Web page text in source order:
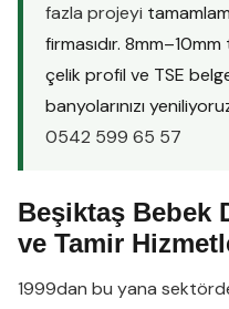
fazla projeyi
firmasıdır.
çelik profil ve TSE
banyolarınızı
0542 599 65 57
Beşiktaş Bebek
ve Tamir
1999dan bu yana